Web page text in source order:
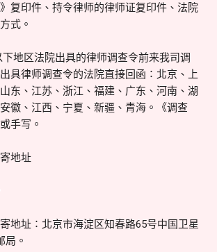
复印件、持令律师的律师证复印件、法院
式。
地区法院出具的律师调查令前来我司调
具律师调查令的法院直接回函∶北京、上
东、江苏、浙江、福建、广东、河南、湖
徽、江西、宁夏、新疆、青海。《调查
手写。
地址
地址∶北京市海淀区知春路65号中国卫星
局。